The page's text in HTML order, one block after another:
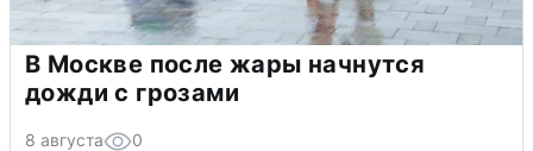
В Москве после жары начнутся
дожди с грозами
8 августа 0